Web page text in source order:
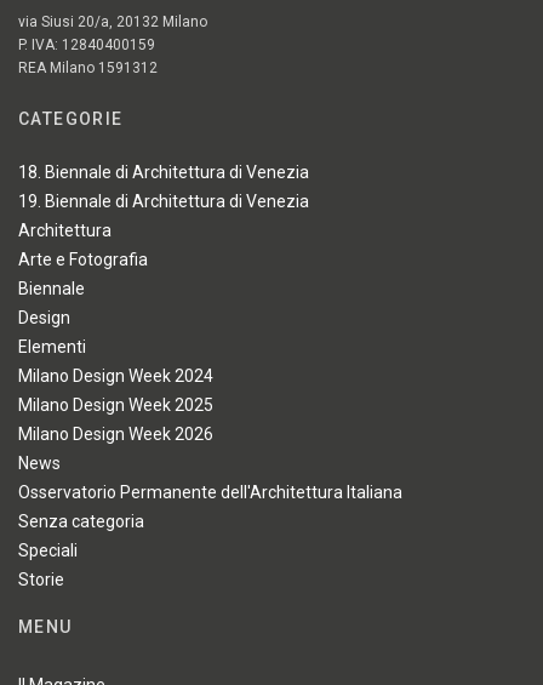
via Siusi 20/a, 20132 Milano
P. IVA: 12840400159
REA Milano 1591312
CATEGORIE
18. Biennale di Architettura di Venezia
19. Biennale di Architettura di Venezia
Architettura
Arte e Fotografia
Biennale
Design
Elementi
Milano Design Week 2024
Milano Design Week 2025
Milano Design Week 2026
News
Osservatorio Permanente dell'Architettura Italiana
Senza categoria
Speciali
Storie
MENU